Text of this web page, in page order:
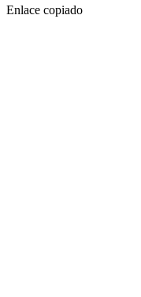
Enlace copiado